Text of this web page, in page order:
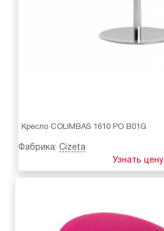
Кресло COLIMBAS 1610 PO B01G
Фабрика: Cizeta
Узнать цену